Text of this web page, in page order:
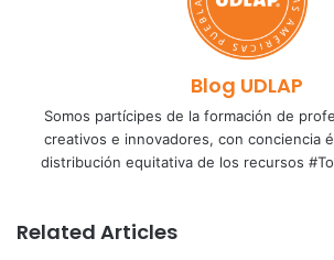
Blog UDLAP
Somos partícipes de la formación de
creativos e innovadores, con conciencia
distribución equitativa de los recursos
Related Articles